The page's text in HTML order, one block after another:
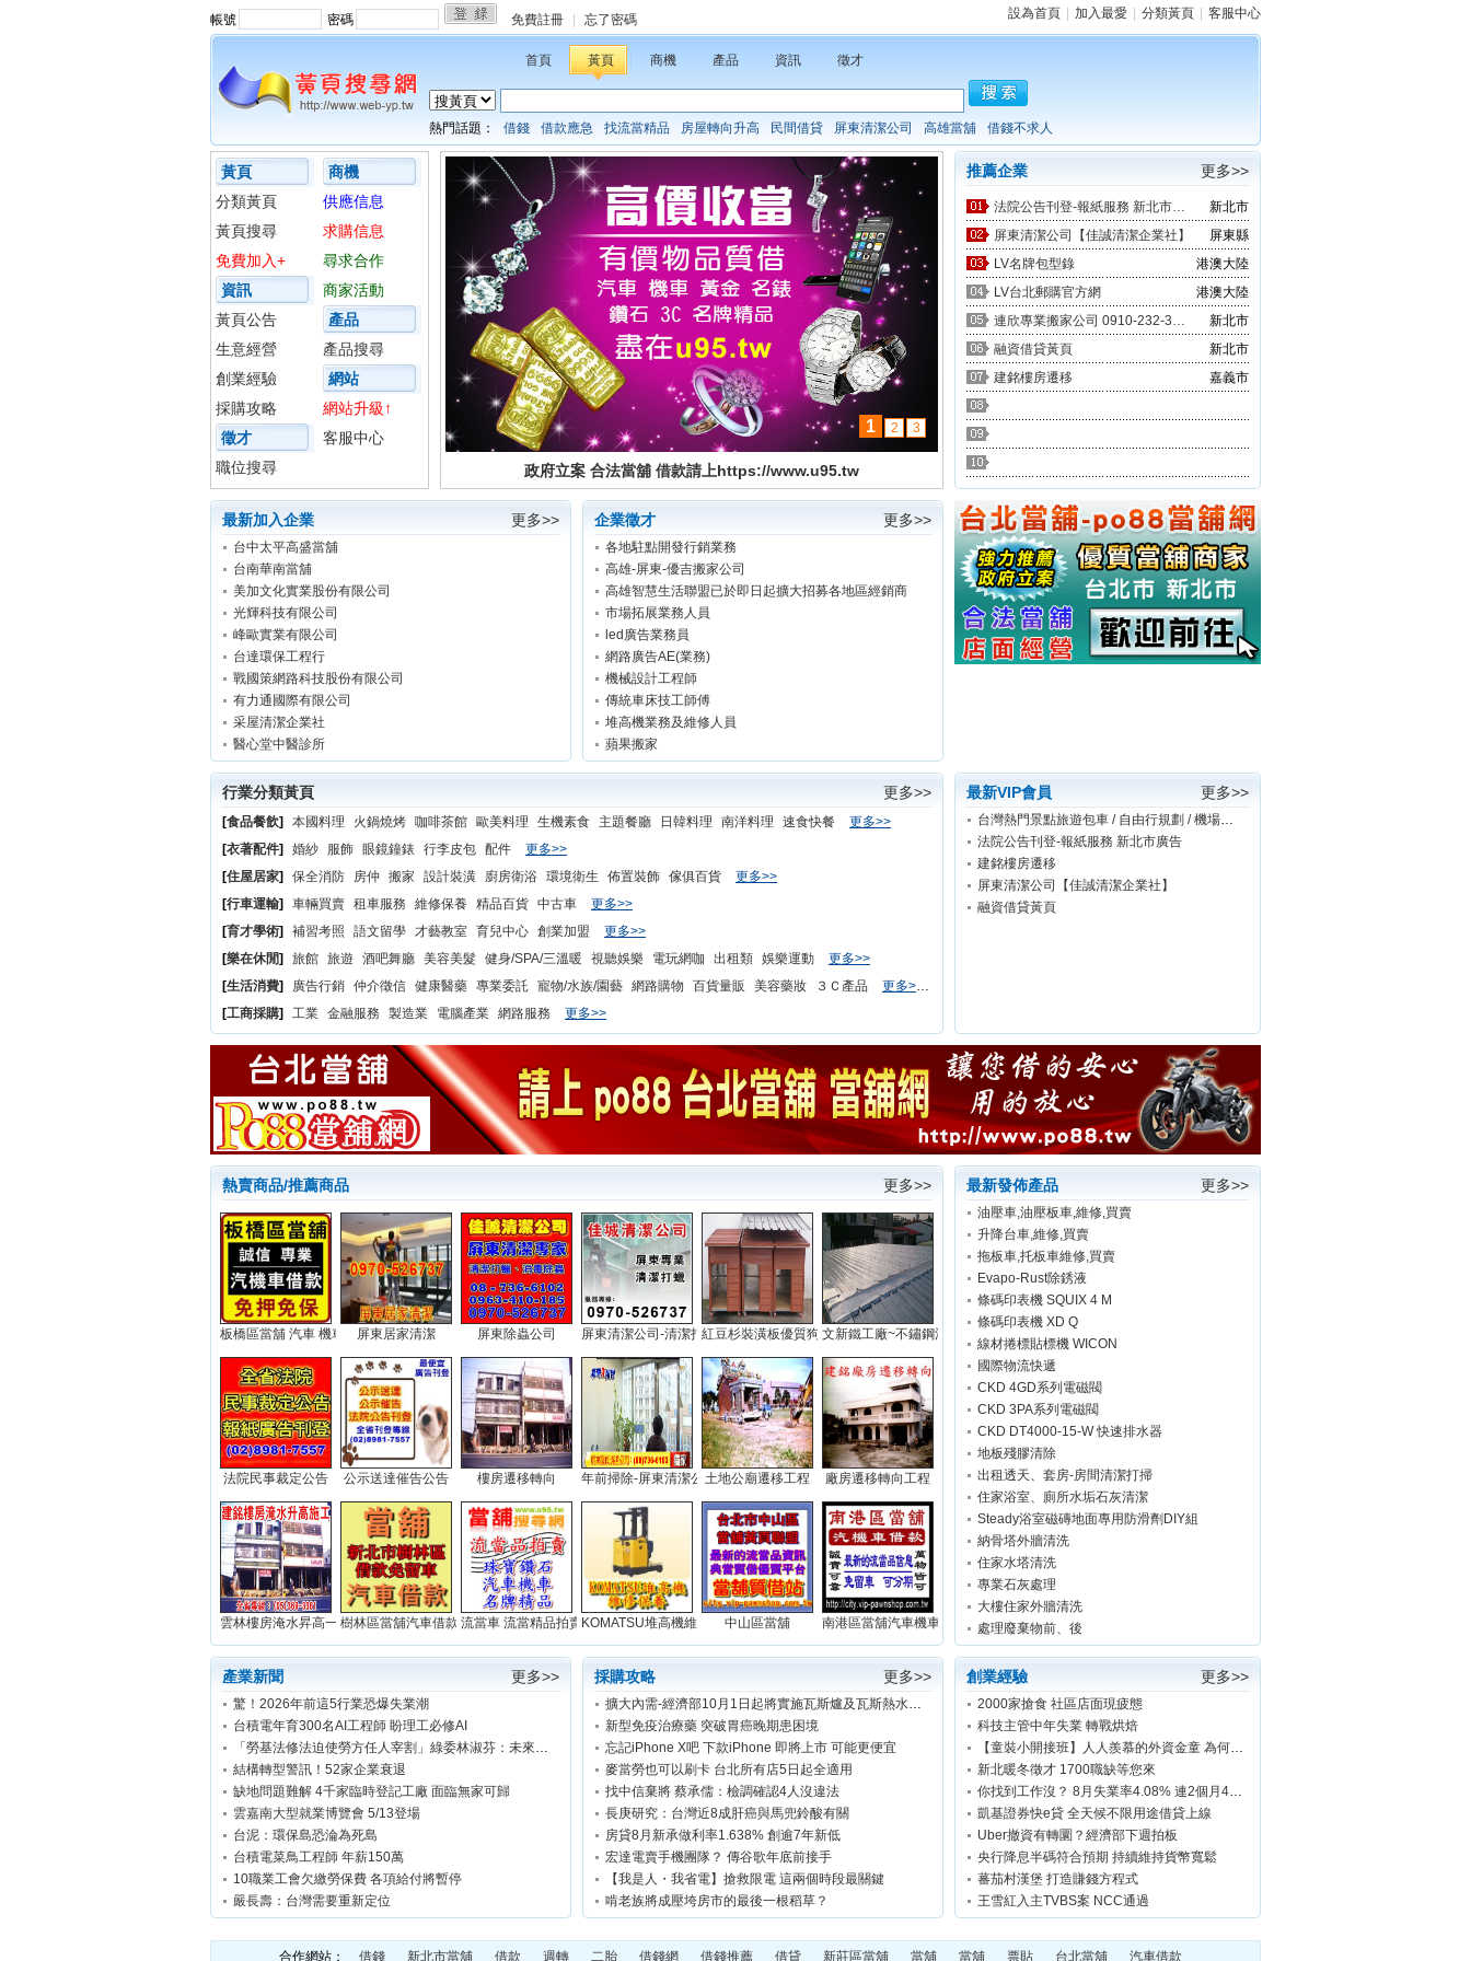
帳號 密碼 免費註冊 忘了密碼 設為首頁 加入最愛 分類黃頁 客服中心
首頁 黃頁 商機 產品 資訊 徵才
熱門話題： 借錢 借款應急 找流當精品 房屋轉向升高 民間借貸 屏東清潔公司 高雄當舖 借錢不求人
黃頁
分類黃頁
黃頁搜尋
免費加入+
資訊
黃頁公告
生意經營
創業經驗
採購攻略
徵才
職位搜尋
商機
供應信息
求購信息
尋求合作
商家活動
產品
產品搜尋
網站
網站升級↑
客服中心
1 2 3
政府立案 合法當舖 借款請上https://www.u95.tw
推薦企業 更多>>
新北市
法院公告刊登-報紙服務 新北市廣告
屏東縣
屏東清潔公司【佳誠清潔企業社】
港澳大陸
LV名牌包型錄
港澳大陸
LV台北郵購官方網
新北市
連欣專業搬家公司 0910-232-344 / 0953-047-909
新北市
融資借貸黃頁
嘉義市
建銘樓房遷移
最新加入企業 更多>>
台中太平高盛當舖
台南華南當舖
美加文化實業股份有限公司
光輝科技有限公司
峰歐實業有限公司
台達環保工程行
戰國策網路科技股份有限公司
有力通國際有限公司
采屋清潔企業社
醫心堂中醫診所
企業徵才 更多>>
各地駐點開發行銷業務
高雄-屏東-優吉搬家公司
高雄智慧生活聯盟已於即日起擴大招募各地區經銷商
市場拓展業務人員
led廣告業務員
網路廣告AE(業務)
機械設計工程師
傳統車床技工師傅
堆高機業務及維修人員
蘋果搬家
行業分類黃頁 更多>>
[食品餐飲] 本國料理 火鍋燒烤 咖啡茶館 歐美料理 生機素食 主題餐廳 日韓料理 南洋料理 速食快餐
更多>>
[衣著配件] 婚紗 服飾 眼鏡鐘錶 行李皮包 配件
更多>>
[住屋居家] 保全消防 房仲 搬家 設計裝潢 廚房衛浴 環境衛生 佈置裝飾 傢俱百貨
更多>>
[行車運輸] 車輛買賣 租車服務 維修保養 精品百貨 中古車
更多>>
[育才學術] 補習考照 語文留學 才藝教室 育兒中心 創業加盟
更多>>
[樂在休閒] 旅館 旅遊 酒吧舞廳 美容美髮 健身/SPA/三溫暖 視聽娛樂 電玩網咖 出租類 娛樂運動
更多>>
[生活消費] 廣告行銷 仲介徵信 健康醫藥 專業委託 寵物/水族/園藝 網路購物 百貨量販 美容藥妝 ３Ｃ產品
更多>>
[工商採購] 工業 金融服務 製造業 電腦產業 網路服務 更多>>
最新VIP會員 更多>>
台灣熱門景點旅遊包車 / 自由行規劃 / 機場接送 / 旅館代訂
法院公告刊登-報紙服務 新北市廣告
建銘樓房遷移
屏東清潔公司【佳誠清潔企業社】
融資借貸黃頁
熱賣商品/推薦商品 更多>>
板橋區當舖 汽車 機車 借款...屏東居家清潔 屏東除蟲公司 屏東清潔公司-清潔打蠟...紅豆杉裝潢板優質狗屋...文新鐵工廠~不鏽鋼浪板...
法院民事裁定公告 公示送達催告公告 樓房遷移轉向 年前掃除-屏東清潔公司...土地公廟遷移工程 廠房遷移轉向工程
雲林樓房淹水昇高一米(實積)...樹林區當舖汽車借款免留車...流當車 流當精品拍賣網站...KOMATSU堆高機維修保養...中山區當舖 南港區當舖汽車機車借款免留車...
最新發佈產品 更多>>
油壓車,油壓板車,維修,買賣
升降台車,維修,買賣
拖板車,托板車維修,買賣
Evapo-Rust除銹液
條碼印表機 SQUIX 4 M
條碼印表機 XD Q
線材捲標貼標機 WICON
國際物流快遞
CKD 4GD系列電磁閥
CKD 3PA系列電磁閥
CKD DT4000-15-W 快速排水器
地板殘膠清除
出租透天、套房-房間清潔打掃
住家浴室、廁所水垢石灰清潔
Steady浴室磁磚地面專用防滑劑DIY組
納骨塔外牆清洗
住家水塔清洗
專業石灰處理
大樓住家外牆清洗
處理廢棄物前、後
產業新聞 更多>>
驚！2026年前這5行業恐爆失業潮
台積電年育300名AI工程師 盼理工必修AI
「勞基法修法迫使勞方任人宰割」綠委林淑芬：未來勞工只休8小時連續上班12天可能合法
結構轉型警訊！52家企業衰退
缺地問題難解 4千家臨時登記工廠 面臨無家可歸
雲嘉南大型就業博覽會 5/13登場
台泥：環保島恐淪為死島
台積電菜鳥工程師 年薪150萬
10職業工會欠繳勞保費 各項給付將暫停
嚴長壽：台灣需要重新定位
採購攻略 更多>>
擴大內需-經濟部10月1日起將實施瓦斯爐及瓦斯熱水器「節氣」補助
新型免疫治療藥 突破胃癌晚期患困境
忘記iPhone X吧 下款iPhone 即將上市 可能更便宜
麥當勞也可以刷卡 台北所有店5日起全適用
找中信棄將 蔡承儒：檢調確認4人沒違法
長庚研究：台灣近8成肝癌與馬兜鈴酸有關
房貸8月新承做利率1.638% 創逾7年新低
宏達電賣手機團隊？ 傳谷歌年底前接手
【我是人・我省電】搶救限電 這兩個時段最關鍵
啃老族將成壓垮房市的最後一根稻草？
創業經驗 更多>>
2000家搶食 社區店面現疲態
科技主管中年失業 轉戰烘焙
【童裝小開接班】人人羨慕的外資金童 為何放棄8位數年薪改賣童裝
新北暖冬徵才 1700職缺等您來
你找到工作沒？ 8月失業率4.08% 連2個月4字頭
凱基證券快e貸 全天候不限用途借貸上線
Uber撤資有轉圜？經濟部下週拍板
央行降息半碼符合預期 持續維持貨幣寬鬆
蕃茄村漢堡 打造賺錢方程式
王雪紅入主TVBS案 NCC通過
合作網站： 借錢 新北市當舖 借款 週轉 二胎 借錢網 借錢推薦 借貸 新莊區當舖 當舖 當舖 票貼 台北當舖 汽車借款